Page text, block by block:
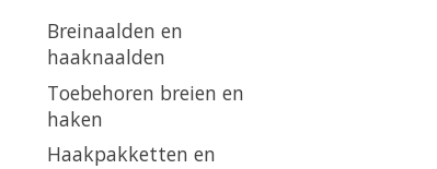
Breinaalden en
haaknaalden
Toebehoren breien en
haken
Haakpakketten en